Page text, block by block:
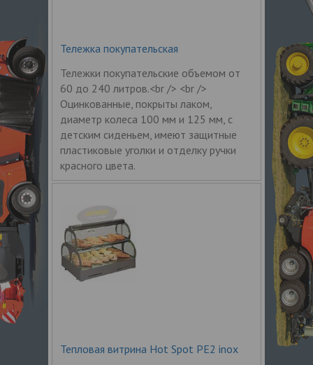
Тележка покупательская
Тележки покупательские объемом от
60 до 240 литров.<br /> <br />
Оцинкованные, покрыты лаком,
диаметр колеса 100 мм и 125 мм, с
детским сиденьем, имеют защитные
пластиковые уголки и отделку ручки
красного цвета.
Тепловая витрина Hot Spot PE2 inox